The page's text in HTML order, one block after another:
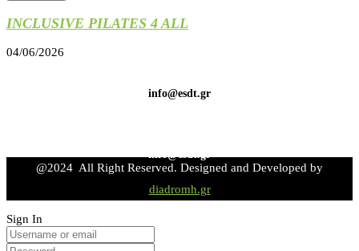
INCLUSIVE PILATES 4 ALL
04/06/2026
info@esdt.gr
info@esdt.gr
@2024 All Right Reserved. Designed and Developed by
diadromh.gr
Sign In